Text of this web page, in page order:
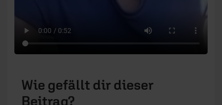
Wie gefällt dir dieser
Beitrag?